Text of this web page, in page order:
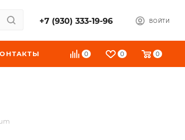
+7 (930) 333-19-96 ВОЙТИ
0 0 0